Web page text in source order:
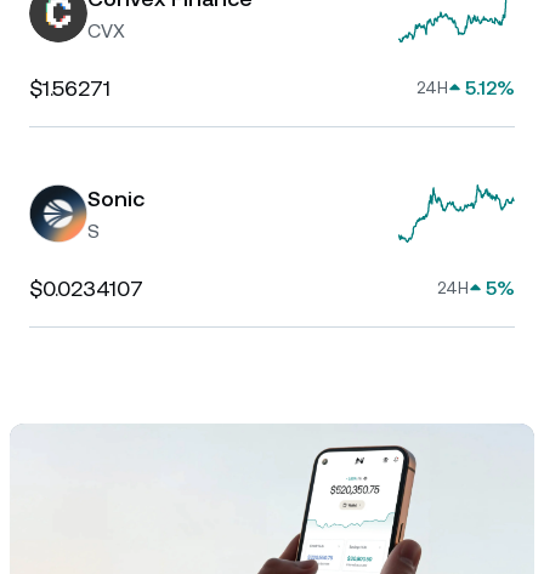
CVX
$1.56271 24H 5.12%
Sonic
S
$0.0234107 24H 5%